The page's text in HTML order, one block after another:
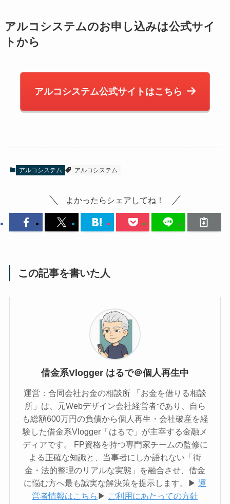
アルコシステムのお申し込みは公式サイ
トから
アルコシステム公式サイトはこちら
アルコシステム アルコシステム
よかったらシェアしてね！
この記事を書いた人
借金系Vlogger はるで＠個人再生中
運営：合同会社お金の相談所 「お金を借りる相談
所」は、元Webデザイン会社経営者であり、自ら
も総額600万円の負債から個人再生・会社破産を経
験した借金系Vlogger「はるで」が主宰する金融メ
ディアです。 FP資格を持つ専門家チームの監修に
よる正確な知識と、当事者にしか語れない「街
金・法的整理のリアルな実態」を融合させ、借金
に悩む方へ最も誠実な解決策を提示します。▶︎ 運
営者情報はこちら ▶︎ ご利用にあたっての方針